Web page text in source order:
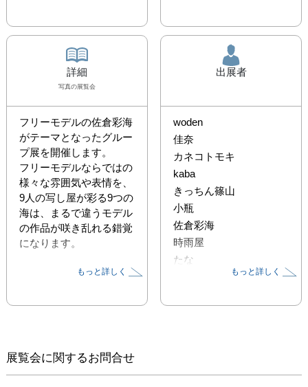
詳細
写真の展覧会
フリーモデルの佐倉彩海
がテーマとなったグルー
プ展を開催します。
フリーモデルならではの
様々な雰囲気や表情を、
9人の写し屋が彩る9つの
海は、まるで違うモデル
の作品が咲き乱れる錯覚
になります。
9名の方の作品を壁面に
ル作品をモニターで映し
40色の彩り豊かな海をぜ
ひお楽しみください。
もっと詳しく
出展者
woden
佳奈
カネコトモキ
kaba
きっちん篠山
小瓶
佐倉彩海
時雨屋
たな
もっと詳しく
展覧会に関するお問合せ